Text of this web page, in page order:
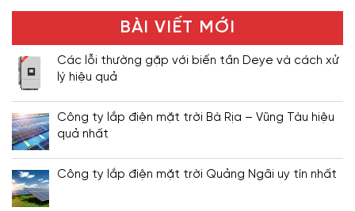
BÀI VIẾT MỚI
Các lỗi thường gặp với biến tần Deye và cách xử
lý hiệu quả
Công ty lắp điện mặt trời Bà Rịa – Vũng Tàu hiệu
quả nhất
Công ty lắp điện mặt trời Quảng Ngãi uy tín nhất